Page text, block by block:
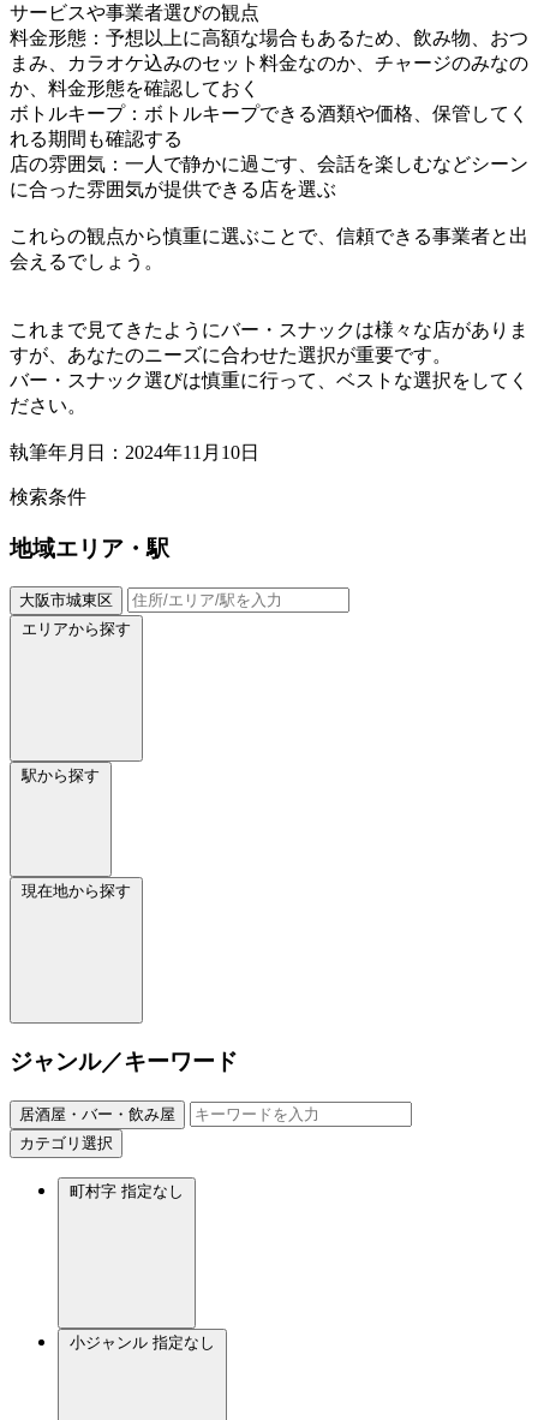
サービスや事業者選びの観点
料金形態：予想以上に高額な場合もあるため、飲み物、おつ
まみ、カラオケ込みのセット料金なのか、チャージのみなの
か、料金形態を確認しておく
ボトルキープ：ボトルキープできる酒類や価格、保管してく
れる期間も確認する
店の雰囲気：一人で静かに過ごす、会話を楽しむなどシーン
に合った雰囲気が提供できる店を選ぶ
これらの観点から慎重に選ぶことで、信頼できる事業者と出
会えるでしょう。
これまで見てきたようにバー・スナックは様々な店がありま
すが、あなたのニーズに合わせた選択が重要です。
バー・スナック選びは慎重に行って、ベストな選択をしてく
ださい。
執筆年月日：2024年11月10日
検索条件
地域エリア・駅
大阪市城東区
エリアから探す
駅から探す
現在地から探す
ジャンル／キーワード
居酒屋・バー・飲み屋
カテゴリ選択
町村字 指定なし
小ジャンル 指定なし